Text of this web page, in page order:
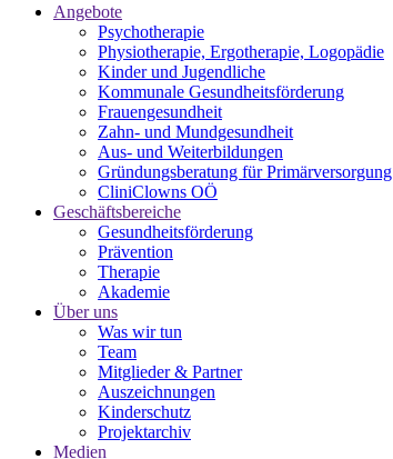
Angebote
Psychotherapie
Physiotherapie, Ergotherapie, Logopädie
Kinder und Jugendliche
Kommunale Gesundheitsförderung
Frauengesundheit
Zahn- und Mundgesundheit
Aus- und Weiterbildungen
Gründungsberatung für Primärversorgung
CliniClowns OÖ
Geschäftsbereiche
Gesundheitsförderung
Prävention
Therapie
Akademie
Über uns
Was wir tun
Team
Mitglieder & Partner
Auszeichnungen
Kinderschutz
Projektarchiv
Medien